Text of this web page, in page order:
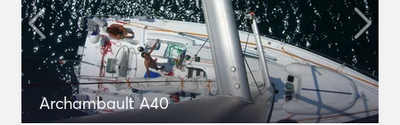
Archambault A40